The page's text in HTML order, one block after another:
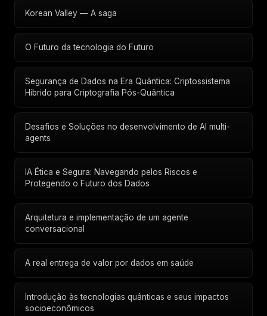
Korean Valley — A saga
O Futuro da tecnologia do Futuro
Segurança de Dados na Era Quântica: Criptossistema
Híbrido para Criptografia Pós-Quântica
Desafios e Soluções no desenvolvimento de AI multi-
agents
IA Ética e Segura: Navegando pelos Riscos e
Protegendo o Futuro dos Dados
Arquitetura e implementação de um agente
conversacional
A real entrega de valor por dados em saúde
Introdução às tecnologias quânticas e seus impactos
socioeconômicos